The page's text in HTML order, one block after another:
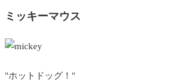
ミッキーマウス
"ホットドッグ！"